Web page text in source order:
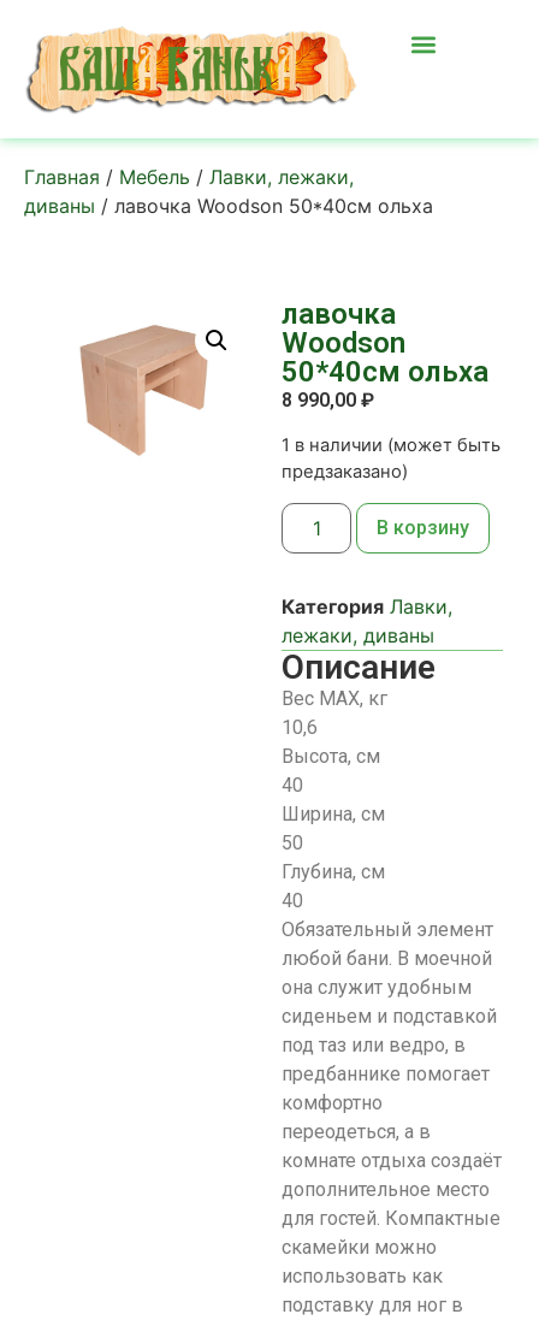
Главная / Мебель / Лавки, лежаки,
диваны / лавочка Woodson 50*40см ольха
лавочка
Woodson
50*40см ольха
8 990,00 ₽
1 в наличии (может быть
предзаказано)
В корзину
Категория Лавки,
лежаки, диваны
Описание
Вес МАХ, кг
10,6
Высота, см
40
Ширина, см
50
Глубина, см
40
Обязательный элемент
любой бани. В моечной
она служит удобным
сиденьем и подставкой
под таз или ведро, в
предбаннике помогает
комфортно
переодеться, а в
комнате отдыха создаёт
дополнительное место
для гостей. Компактные
скамейки можно
использовать как
подставку для ног в